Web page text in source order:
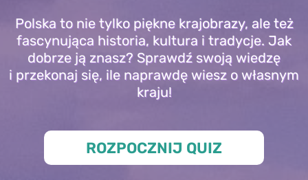
Polska to nie tylko piękne krajobrazy, ale też
fascynująca historia, kultura i tradycje. Jak
dobrze ją znasz? Sprawdź swoją wiedzę
i przekonaj się, ile naprawdę wiesz o własnym
kraju!
ROZPOCZNIJ QUIZ